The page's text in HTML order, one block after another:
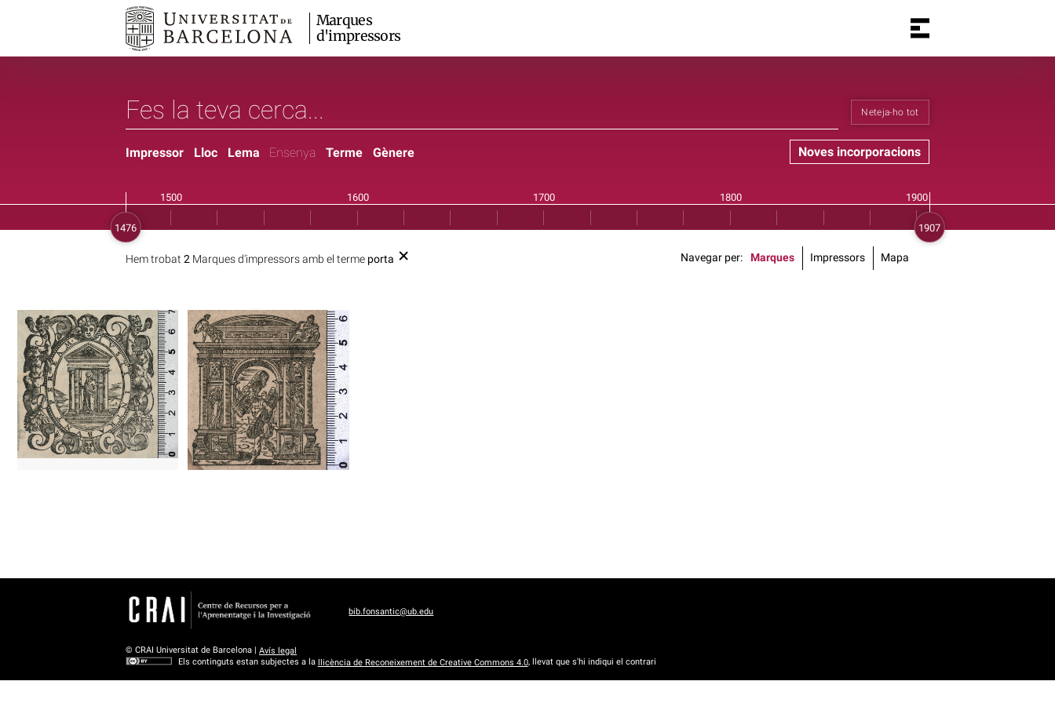
Marques
d'impressors
Neteja-ho tot
Noves incorporacions
Impressor Lloc Lema Ensenya Terme Gènere
Hem trobat 2 Marques d'impressors amb el terme porta Navegar per Marques Impressors Mapa
bib.fonsantic@ub.edu
© CRAI Universitat de Barcelona | Avís legal
Els continguts estan subjectes a la llicència de Reconeixement de Creative Commons 4.0, llevat que s'hi indiqui el contrari